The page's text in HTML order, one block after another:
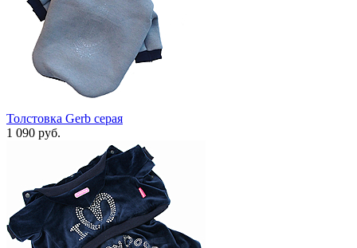
Толстовка Gerb серая
1 090 руб.